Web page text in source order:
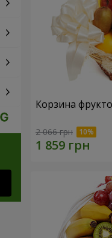
Корзина
2 066 грн